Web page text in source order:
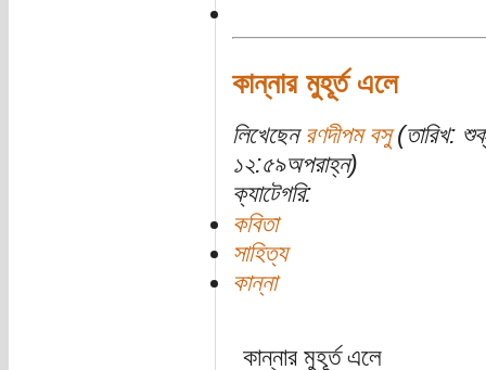
কান্নার মুহূর্ত এলে
লিখেছেন রণদীপম বসু(তারিখ:
১২:৫৯অপরাহ্ন)
ক্যাটেগরি:
কবিতা
সাহিত্য
কান্না
কান্নার মুহূর্ত এলে